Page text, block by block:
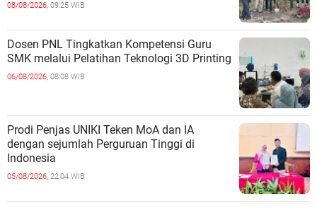
08/08/2026, 09:25 WIB
Dosen PNL Tingkatkan Kompetensi Guru
SMK melalui Pelatihan Teknologi 3D Printing
06/08/2026, 08:08 WIB
Prodi Penjas UNIKI Teken MoA dan IA
dengan sejumlah Perguruan Tinggi di
Indonesia
05/08/2026, 22:04 WIB